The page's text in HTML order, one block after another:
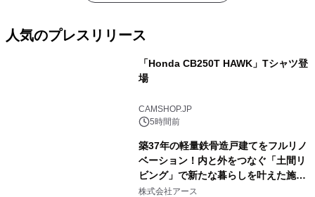
人気のプレスリリース
「Honda CB250T HAWK」Tシャツ登
場
CAMSHOP.JP
5時間前
築37年の軽量鉄骨造戸建てをフルリノ
ベーション！内と外をつなぐ「土間リ
ビング」で新たな暮らしを叶えた施工
事例を株式会社アースが公開
株式会社アース